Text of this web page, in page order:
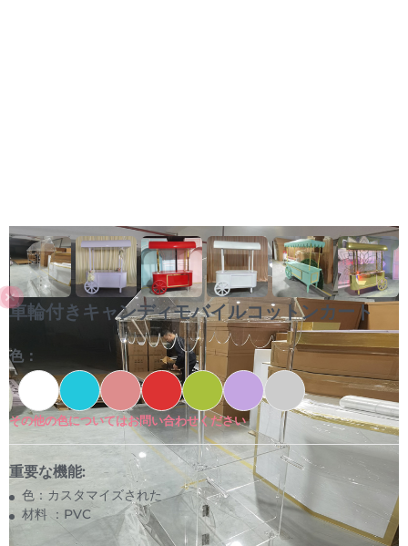
車輪付きキャンディモバイルコットンカート
色：
その他の色についてはお問い合わせください
重要な機能:
色：カスタマイズされた
材料 ：PVC